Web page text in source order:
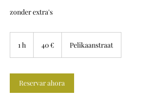
zonder extra's
1 h 40 € Pelikaanstraat
Reservar ahora